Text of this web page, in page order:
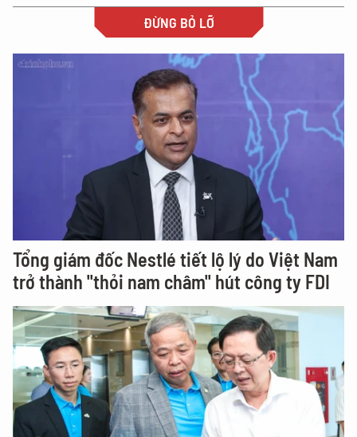
ĐỪNG BỎ LỠ
Tổng giám đốc Nestlé tiết lộ lý do Việt Nam
trở thành "thỏi nam châm" hút công ty FDI